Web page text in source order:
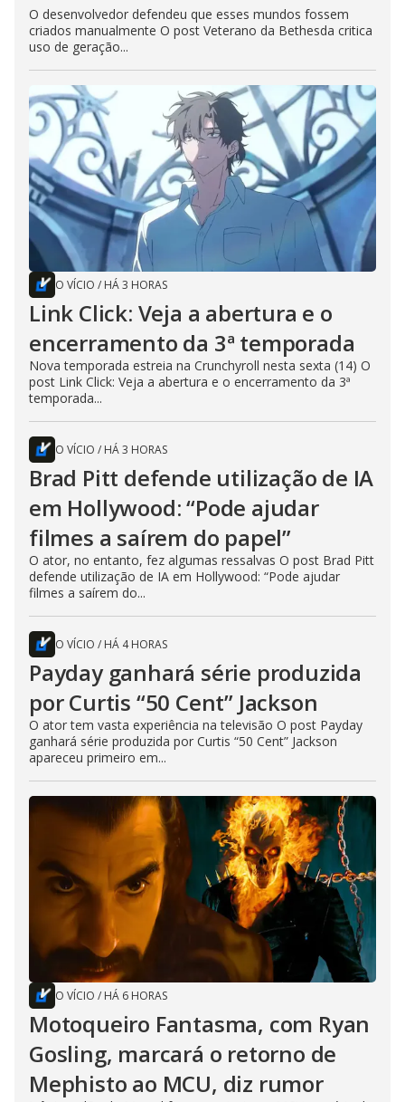
O desenvolvedor defendeu que esses mundos fossem
criados manualmente O post Veterano da Bethesda critica
uso de geração...
O VÍCIO / HÁ 3 HORAS
Link Click: Veja a abertura e o
encerramento da 3ª temporada
Nova temporada estreia na Crunchyroll nesta sexta (14) O
post Link Click: Veja a abertura e o encerramento da 3ª
temporada...
O VÍCIO / HÁ 3 HORAS
Brad Pitt defende utilização de IA
em Hollywood: “Pode ajudar
filmes a saírem do papel”
O ator, no entanto, fez algumas ressalvas O post Brad Pitt
defende utilização de IA em Hollywood: “Pode ajudar
filmes a saírem do...
O VÍCIO / HÁ 4 HORAS
Payday ganhará série produzida
por Curtis “50 Cent” Jackson
O ator tem vasta experiência na televisão O post Payday
ganhará série produzida por Curtis “50 Cent” Jackson
apareceu primeiro em...
O VÍCIO / HÁ 6 HORAS
Motoqueiro Fantasma, com Ryan
Gosling, marcará o retorno de
Mephisto ao MCU, diz rumor